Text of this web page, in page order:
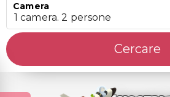
Camera
1 camera. 2 persone
Cercare